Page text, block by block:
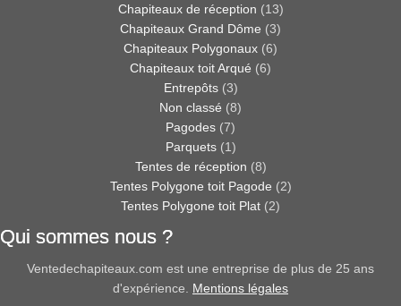
Chapiteaux de réception (13)
Chapiteaux Grand Dôme (3)
Chapiteaux Polygonaux (6)
Chapiteaux toit Arqué (6)
Entrepôts (3)
Non classé (8)
Pagodes (7)
Parquets (1)
Tentes de réception (8)
Tentes Polygone toit Pagode (2)
Tentes Polygone toit Plat (2)
Qui sommes nous ?
Ventedechapiteaux.com est une entreprise de plus de 25 ans
d'expérience. Mentions légales